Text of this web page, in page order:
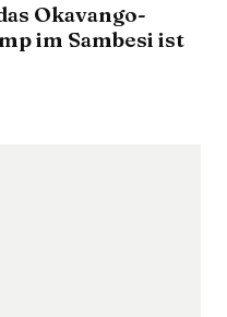
Okavango-
im Sambesi ist